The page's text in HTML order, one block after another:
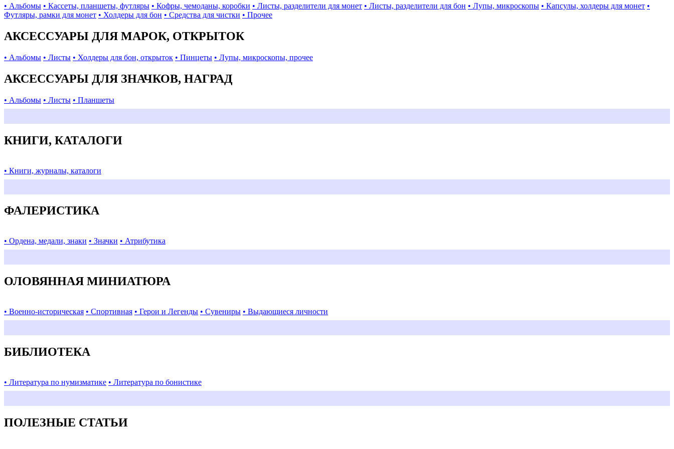
• Альбомы • Кассеты, планшеты, футляры • Кофры, чемоданы, коробки • Листы, разделители для монет • Листы, разделители для бон • Лупы, микроскопы • Капсулы, холдеры для монет •
Футляры, рамки для монет • Холдеры для бон • Средства для чистки • Прочее
АКСЕССУАРЫ ДЛЯ МАРОК, ОТКРЫТОК
• Альбомы • Листы • Холдеры для бон, открыток • Пинцеты • Лупы, микроскопы, прочее
АКСЕССУАРЫ ДЛЯ ЗНАЧКОВ, НАГРАД
• Альбомы • Листы • Планшеты
КНИГИ, КАТАЛОГИ
• Книги, журналы, каталоги
ФАЛЕРИСТИКА
• Ордена, медали, знаки • Значки • Атрибутика
ОЛОВЯННАЯ МИНИАТЮРА
• Военно-историческая • Спортивная • Герои и Легенды • Сувениры • Выдающиеся личности
БИБЛИОТЕКА
• Литература по нумизматике • Литература по бонистике
ПОЛЕЗНЫЕ СТАТЬИ